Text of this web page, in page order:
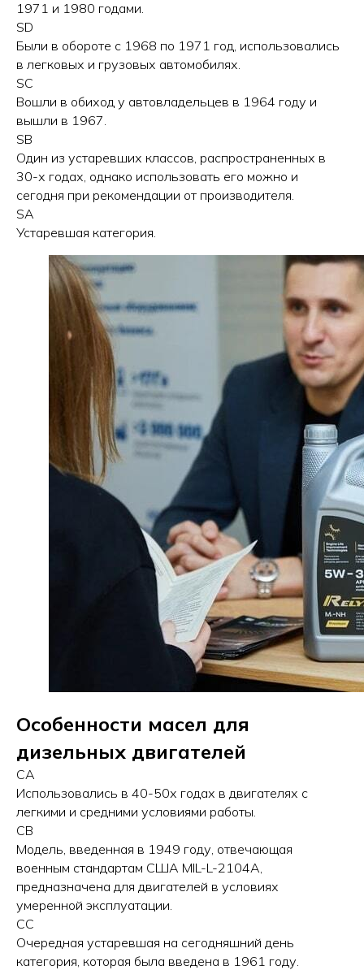
1971 и 1980 годами.
SD
Были в обороте с 1968 по 1971 год, использовались
в легковых и грузовых автомобилях.
SC
Вошли в обиход у автовладельцев в 1964 году и
вышли в 1967.
SB
Один из устаревших классов, распространенных в
30-х годах, однако использовать его можно и
сегодня при рекомендации от производителя.
SA
Устаревшая категория.
Особенности масел для
дизельных двигателей
CA
Использовались в 40-50х годах в двигателях с
легкими и средними условиями работы.
CB
Модель, введенная в 1949 году, отвечающая
военным стандартам США MIL-L-2104A,
предназначена для двигателей в условиях
умеренной эксплуатации.
CC
Очередная устаревшая на сегодняшний день
категория, которая была введена в 1961 году.